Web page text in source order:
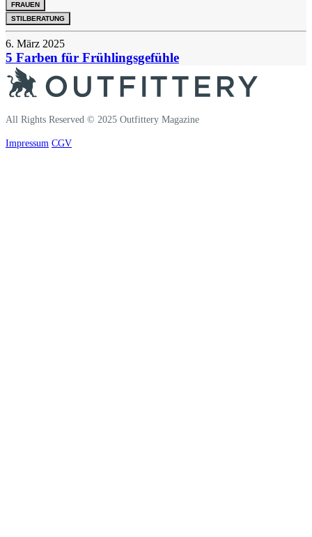
FRAUEN
STILBERATUNG
6. März 2025
5 Farben für Frühlingsgefühle
All Rights Reserved © 2025 Outfittery Magazine
Impressum CGV